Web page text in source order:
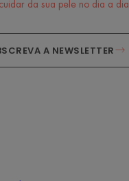
da sua pele no dia a dia.
A NEWSLETTER